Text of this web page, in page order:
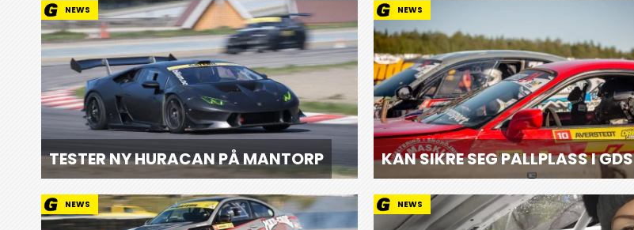
NEWS
TESTER NY HURACAN PÅ MANTORP
NEWS
KAN SIKRE SEG PALLPLASS I GDS
NEWS NEWS